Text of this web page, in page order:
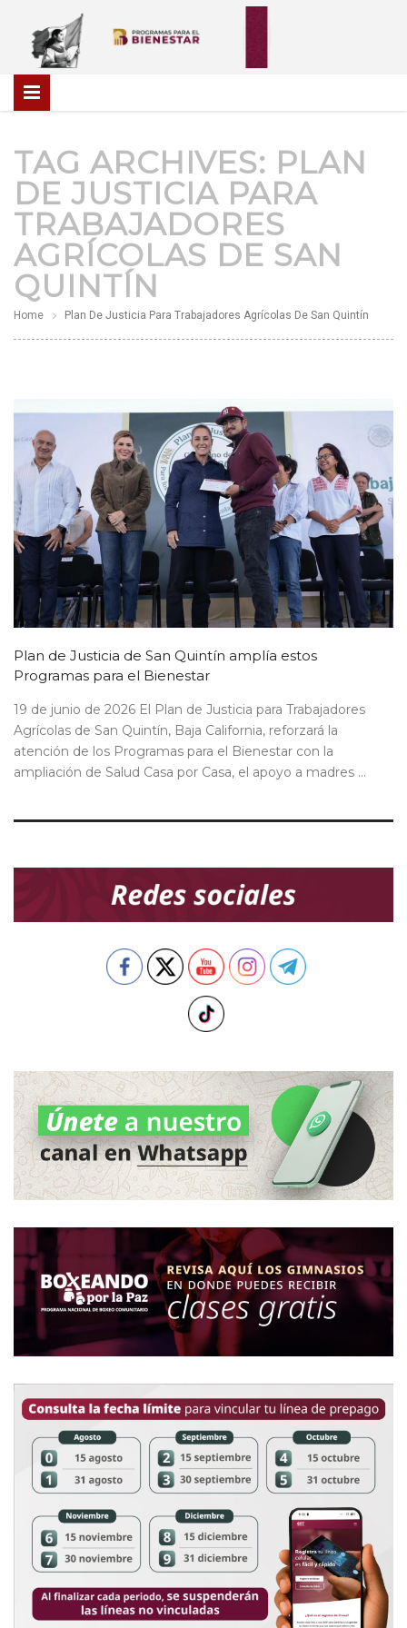
TAG ARCHIVES: PLAN
DE JUSTICIA PARA
TRABAJADORES
AGRÍCOLAS DE SAN
QUINTÍN
Home Plan De Justicia Para Trabajadores Agrícolas De San Quintín
Plan de Justicia de San Quintín amplía estos
Programas para el Bienestar
19 de junio de 2026 El Plan de Justicia para Trabajadores
Agrícolas de San Quintín, Baja California, reforzará la
atención de los Programas para el Bienestar con la
ampliación de Salud Casa por Casa, el apoyo a madres ...